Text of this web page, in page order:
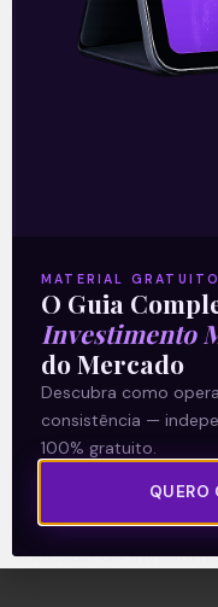
Termos e Condições
Política de
Explore
Artigos
E Eu Com Isso?
Vídeos no Youtube
Manuais de
MATERIAL GRATUITO
O Guia
Investimento
do Mercado
Descubra como
consistência —
100% gratuito.